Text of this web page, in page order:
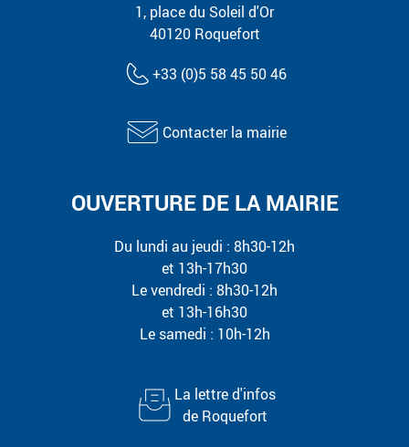
1, place du Soleil d'Or
40120 Roquefort
+33 (0)5 58 45 50 46
Contacter la mairie
OUVERTURE DE LA MAIRIE
Du lundi au jeudi : 8h30-12h
et 13h-17h30
Le vendredi : 8h30-12h
et 13h-16h30
Le samedi : 10h-12h
La lettre d'infos
de Roquefort